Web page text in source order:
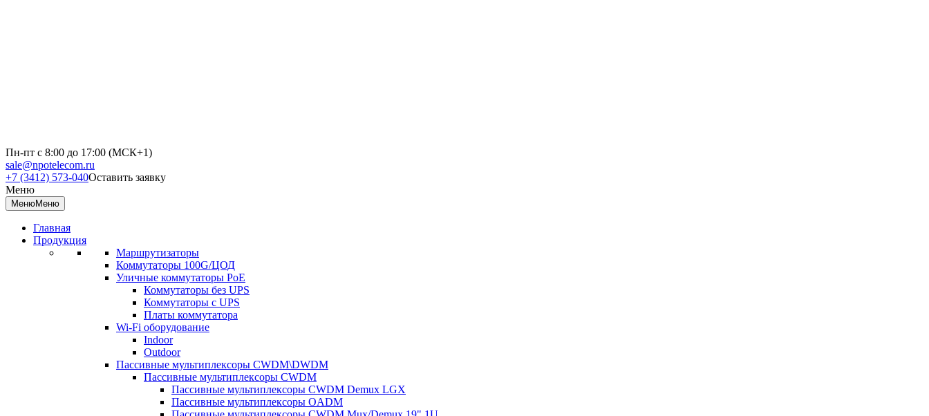
Пн-пт с 8:00 до 17:00 (МСК+1)
sale@npotelecom.ru
+7 (3412) 573-040Оставить заявку
Меню
МенюМеню
Главная
Продукция
Маршрутизаторы
Коммутаторы 100G/ЦОД
Уличные коммутаторы PoE
Коммутаторы без UPS
Коммутаторы с UPS
Платы коммутатора
Wi-Fi оборудование
Indoor
Outdoor
Пассивные мультиплексоры CWDM\DWDM
Пассивные мультиплексоры CWDM
Пассивные мультиплексоры CWDM Demux LGX
Пассивные мультиплексоры OADM